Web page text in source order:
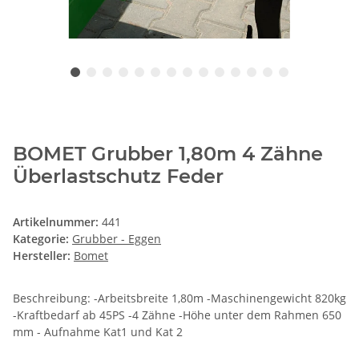
BOMET Grubber 1,80m 4 Zähne
Überlastschutz Feder
Artikelnummer: 441
Kategorie: Grubber - Eggen
Hersteller: Bomet
Beschreibung: -Arbeitsbreite 1,80m -Maschinengewicht 820kg
-Kraftbedarf ab 45PS -4 Zähne -Höhe unter dem Rahmen 650
mm - Aufnahme Kat1 und Kat 2